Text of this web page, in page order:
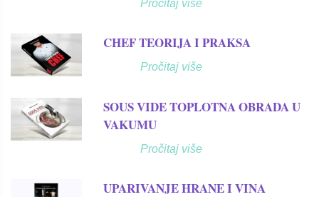
Pročitaj više
CHEF TEORIJA I PRAKSA
Pročitaj više
SOUS VIDE TOPLOTNA OBRADA U
VAKUMU
Pročitaj više
UPARIVANJE HRANE I VINA